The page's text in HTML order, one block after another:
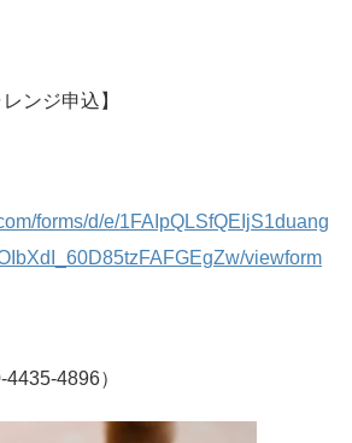
ンジ申込】
forms/d/e/1FAIpQLSfQEIjS1duang
viewform
4896）